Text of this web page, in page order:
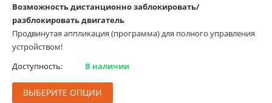
Возможность дистанционно заблокировать/
разблокировать двигатель
Продвинутая аппликация (программа) для полного управления
устройством!
Доступность:
В наличии
ВЫБЕРИТЕ ОПЦИИ